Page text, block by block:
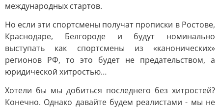
международных стартов.
Но если эти спортсмены получат прописки в Ростове,
Краснодаре, Белгороде и будут номинально
выступать как спортсмены из «канонических»
регионов РФ, то это будет не предательством, а
юридической хитростью…
Хотели бы мы добиться последнего без хитростей?
Конечно. Однако давайте будем реалистами - мы не